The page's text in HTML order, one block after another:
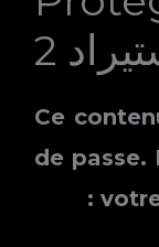
2
Ce
de passe.